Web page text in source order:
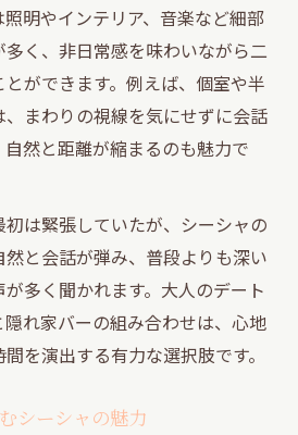
間でシーシャを堪能する方法
苑前バーの落ち着きの秘密
でシーシャと会話を楽しむ
家バー選びのポイント
者が安心できる隠れ家選び
全性を確認したシーシャ体験
気まずくならないシーシャ空
選ぶ安心のシーシャスポット
明やインテリア、音楽など細部
く、非日常感を味わいながら二
ができます。例えば、個室や半
まわりの視線を気にせずに会話
然と距離が縮まるのも魅力で
は緊張していたが、シーシャの
と会話が弾み、普段よりも深い
多く聞かれます。大人のデート
れ家バーの組み合わせは、心地
を演出する有力な選択肢です。
シーシャの魅力